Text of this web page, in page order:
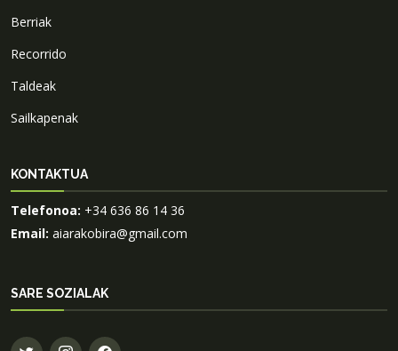
Berriak
Recorrido
Taldeak
Sailkapenak
KONTAKTUA
Telefonoa: +34 636 86 14 36
Email: aiarakobira@gmail.com
SARE SOZIALAK